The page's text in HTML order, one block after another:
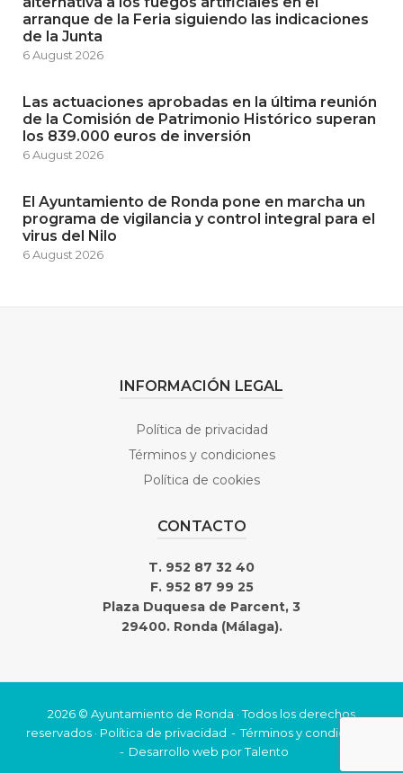
arranque de la Feria siguiendo las indicaciones
de la Junta
6 August 2026
Las actuaciones aprobadas en la última reunión
de la Comisión de Patrimonio Histórico superan
los 839.000 euros de inversión
6 August 2026
El Ayuntamiento de Ronda pone en marcha un
programa de vigilancia y control integral para el
virus del Nilo
6 August 2026
INFORMACIÓN LEGAL
Política de privacidad
Términos y condiciones
Política de cookies
CONTACTO
T. 952 87 32 40
F. 952 87 99 25
Plaza Duquesa de Parcent, 3
29400. Ronda (Málaga).
2026 © Ayuntamiento de Ronda · Todos los derechos
reservados · Política de privacidad
Términos y condiciones
Desarrollo web porTalento